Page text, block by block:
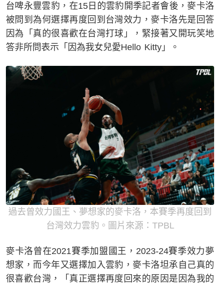
台啤永豐雲豹，在15日的雲豹開季記者會後，麥卡洛
被問到為何選擇再度回到台灣效力，麥卡洛先是回答
因為「真的很喜歡在台灣打球」，緊接著又開玩笑地
答非所問表示「因為我女兒愛Hello Kitty」。
過去曾效力國王、夢想家的麥卡洛，本賽季再度回到
台灣效力雲豹。圖片來源：TPBL
麥卡洛曾在2021賽季加盟國王，2023-24賽季效力夢
想家，而今年又選擇加入雲豹，麥卡洛坦承自己真的
很喜歡台灣，「真正選擇再度回來的原因是因為我的